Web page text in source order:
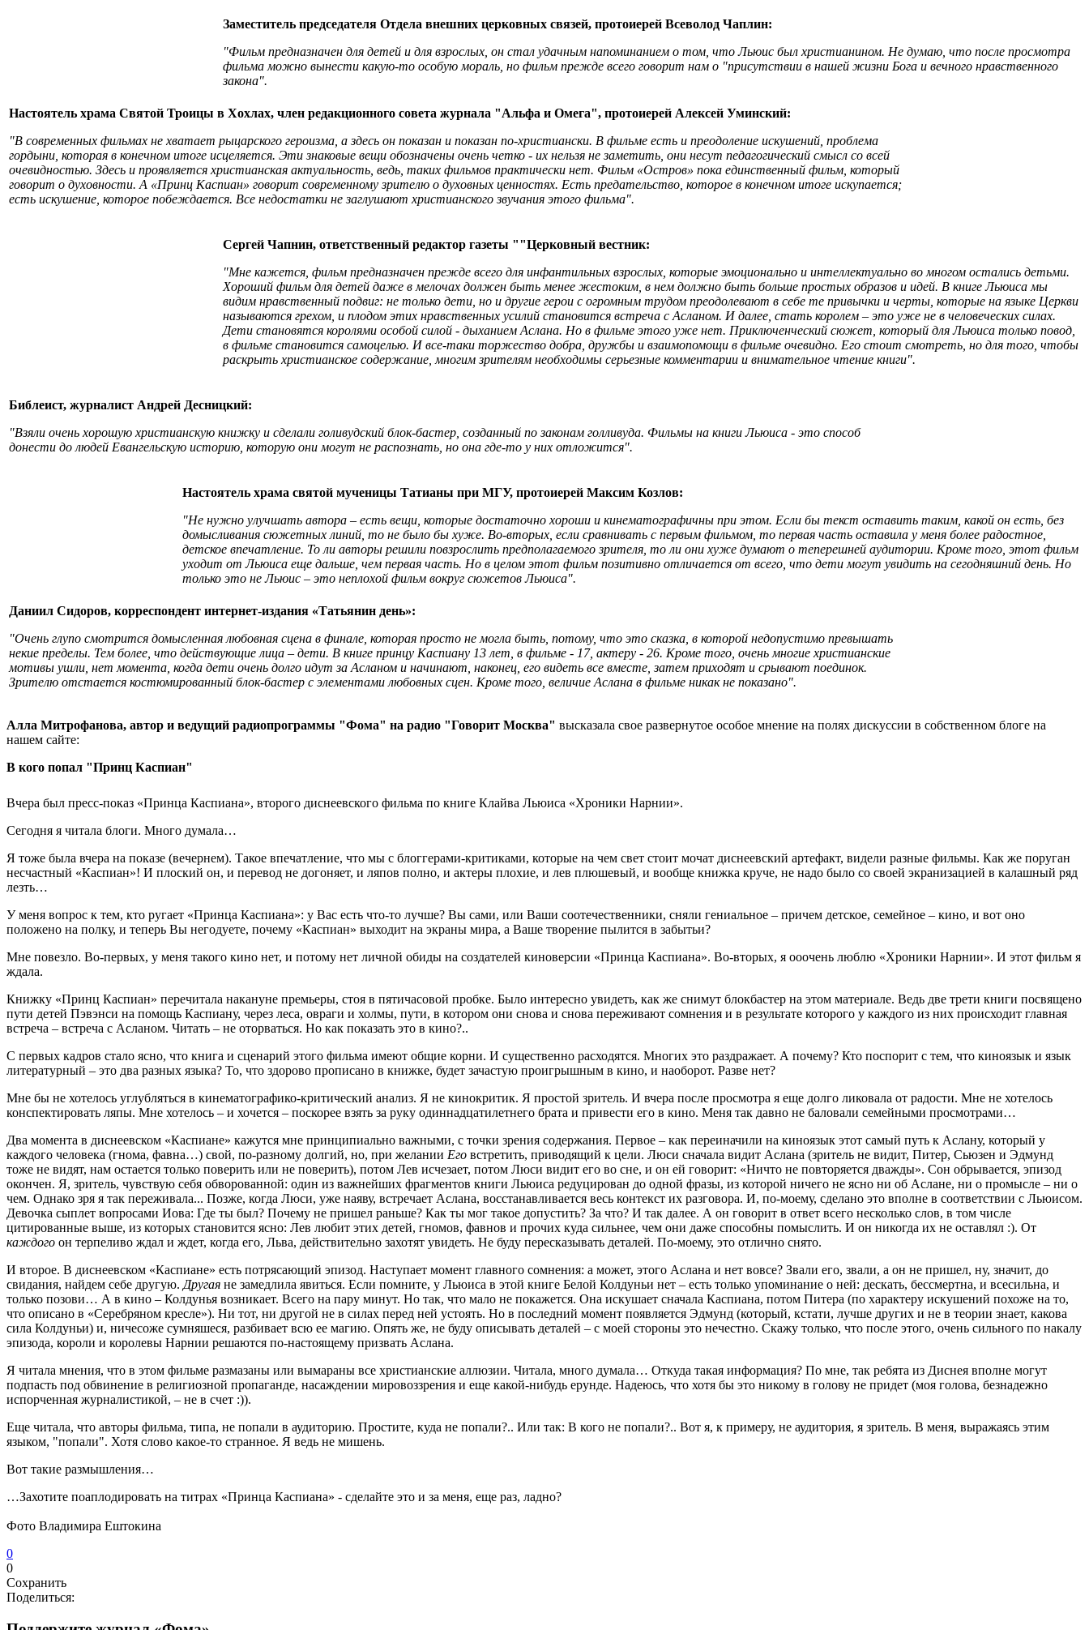
Заместитель председателя Отдела внешних церковных связей, протоиерей Всеволод Чаплин:
"Фильм предназначен для детей и для взрослых, он стал удачным напоминанием о том, что Льюис был христианином. Не думаю, что после просмотра
фильма можно вынести какую-то особую мораль, но фильм прежде всего говорит нам о "присутствии в нашей жизни Бога и вечного нравственного
закона".
Настоятель храма Святой Троицы в Хохлах, член редакционного совета журнала "Альфа и Омега", протоиерей Алексей Уминский:
"В современных фильмах не хватает рыцарского героизма, а здесь он показан и показан по-христиански. В фильме есть и преодоление искушений, проблема
гордыни, которая в конечном итоге исцеляется. Эти знаковые вещи обозначены очень четко - их нельзя не заметить, они несут педагогический смысл со всей
очевидностью. Здесь и проявляется христианская актуальность, ведь, таких фильмов практически нет. Фильм «Остров» пока единственный фильм, который
говорит о духовности. А «Принц Каспиан» говорит современному зрителю о духовных ценностях. Есть предательство, которое в конечном итоге искупается;
есть искушение, которое побеждается. Все недостатки не заглушают христианского звучания этого фильма".
Сергей Чапнин, ответственный редактор газеты ""Церковный вестник:
"Мне кажется, фильм предназначен прежде всего для инфантильных взрослых, которые эмоционально и интеллектуально во многом остались детьми.
Хороший фильм для детей даже в мелочах должен быть менее жестоким, в нем должно быть больше простых образов и идей. В книге Льюиса мы
видим нравственный подвиг: не только дети, но и другие герои с огромным трудом преодолевают в себе те привычки и черты, которые на языке Церкви
называются грехом, и плодом этих нравственных усилий становится встреча с Асланом. И далее, стать королем – это уже не в человеческих силах.
Дети становятся королями особой силой - дыханием Аслана. Но в фильме этого уже нет. Приключенческий сюжет, который для Льюиса только повод,
в фильме становится самоцелью. И все-таки торжество добра, дружбы и взаимопомощи в фильме очевидно. Его стоит смотреть, но для того, чтобы
раскрыть христианское содержание, многим зрителям необходимы серьезные комментарии и внимательное чтение книги".
Библеист, журналист Андрей Десницкий:
"Взяли очень хорошую христианскую книжку и сделали голивудский блок-бастер, созданный по законам голливуда. Фильмы на книги Льюиса - это способ
донести до людей Евангельскую историю, которую они могут не распознать, но она где-то у них отложится".
Настоятель храма святой мученицы Татианы при МГУ, протоиерей Максим Козлов:
"Не нужно улучшать автора – есть вещи, которые достаточно хороши и кинематографичны при этом. Если бы текст оставить таким, какой он есть, без
домысливания сюжетных линий, то не было бы хуже. Во-вторых, если сравнивать с первым фильмом, то первая часть оставила у меня более радостное,
детское впечатление. То ли авторы решили повзрослить предполагаемого зрителя, то ли они хуже думают о теперешней аудитории. Кроме того, этот фильм
уходит от Льюиса еще дальше, чем первая часть. Но в целом этот фильм позитивно отличается от всего, что дети могут увидить на сегодняшний день. Но
только это не Льюис – это неплохой фильм вокруг сюжетов Льюиса".
Даниил Сидоров, корреспондент интернет-издания «Татьянин день»:
"Очень глупо смотрится домысленная любовная сцена в финале, которая просто не могла быть, потому, что это сказка, в которой недопустимо превышать
некие пределы. Тем более, что действующие лица – дети. В книге принцу Каспиану 13 лет, в фильме - 17, актеру - 26. Кроме того, очень многие христианские
мотивы ушли, нет момента, когда дети очень долго идут за Асланом и начинают, наконец, его видеть все вместе, затем приходят и срывают поединок.
Зрителю отстается костюмированный блок-бастер с элементами любовных сцен. Кроме того, величие Аслана в фильме никак не показано".
Алла Митрофанова, автор и ведущий радиопрограммы "Фома" на радио "Говорит Москва" высказала свое развернутое особое мнение на полях дискуссии в собственном блоге на
нашем сайте:
В кого попал "Принц Каспиан"
Вчера был пресс-показ «Принца Каспиана», второго диснеевского фильма по книге Клайва Льюиса «Хроники Нарнии».
Сегодня я читала блоги. Много думала…
Я тоже была вчера на показе (вечернем). Такое впечатление, что мы с блоггерами-критиками, которые на чем свет стоит мочат диснеевский артефакт, видели разные фильмы. Как же поруган
несчастный «Каспиан»! И плоский он, и перевод не догоняет, и ляпов полно, и актеры плохие, и лев плюшевый, и вообще книжка круче, не надо было со своей экранизацией в калашный ряд
лезть…
У меня вопрос к тем, кто ругает «Принца Каспиана»: у Вас есть что-то лучше? Вы сами, или Ваши соотечественники, сняли гениальное – причем детское, семейное – кино, и вот оно
положено на полку, и теперь Вы негодуете, почему «Каспиан» выходит на экраны мира, а Ваше творение пылится в забытьи?
Мне повезло. Во-первых, у меня такого кино нет, и потому нет личной обиды на создателей киноверсии «Принца Каспиана». Во-вторых, я ооочень люблю «Хроники Нарнии». И этот фильм я
ждала.
Книжку «Принц Каспиан» перечитала накануне премьеры, стоя в пятичасовой пробке. Было интересно увидеть, как же снимут блокбастер на этом материале. Ведь две трети книги посвящено
пути детей Пэвэнси на помощь Каспиану, через леса, овраги и холмы, пути, в котором они снова и снова переживают сомнения и в результате которого у каждого из них происходит главная
встреча – встреча с Асланом. Читать – не оторваться. Но как показать это в кино?..
С первых кадров стало ясно, что книга и сценарий этого фильма имеют общие корни. И существенно расходятся. Многих это раздражает. А почему? Кто поспорит с тем, что киноязык и язык
литературный – это два разных языка? То, что здорово прописано в книжке, будет зачастую проигрышным в кино, и наоборот. Разве нет?
Мне бы не хотелось углубляться в кинематографико-критический анализ. Я не кинокритик. Я простой зритель. И вчера после просмотра я еще долго ликовала от радости. Мне не хотелось
конспектировать ляпы. Мне хотелось – и хочется – поскорее взять за руку одиннадцатилетнего брата и привести его в кино. Меня так давно не баловали семейными просмотрами…
Два момента в диснеевском «Каспиане» кажутся мне принципиально важными, с точки зрения содержания. Первое – как переиначили на киноязык этот самый путь к Аслану, который у
каждого человека (гнома, фавна…) свой, по-разному долгий, но, при желании Его встретить, приводящий к цели. Люси сначала видит Аслана (зритель не видит, Питер, Сьюзен и Эдмунд
тоже не видят, нам остается только поверить или не поверить), потом Лев исчезает, потом Люси видит его во сне, и он ей говорит: «Ничто не повторяется дважды». Сон обрывается, эпизод
окончен. Я, зритель, чувствую себя обворованной: один из важнейших фрагментов книги Льюиса редуцирован до одной фразы, из которой ничего не ясно ни об Аслане, ни о промысле – ни о
чем. Однако зря я так переживала... Позже, когда Люси, уже наяву, встречает Аслана, восстанавливается весь контекст их разговора. И, по-моему, сделано это вполне в соответствии с Льюисом.
Девочка сыплет вопросами Иова: Где ты был? Почему не пришел раньше? Как ты мог такое допустить? За что? И так далее. А он говорит в ответ всего несколько слов, в том числе
цитированные выше, из которых становится ясно: Лев любит этих детей, гномов, фавнов и прочих куда сильнее, чем они даже способны помыслить. И он никогда их не оставлял :). От
каждого он терпеливо ждал и ждет, когда его, Льва, действительно захотят увидеть. Не буду пересказывать деталей. По-моему, это отлично снято.
И второе. В диснеевском «Каспиане» есть потрясающий эпизод. Наступает момент главного сомнения: а может, этого Аслана и нет вовсе? Звали его, звали, а он не пришел, ну, значит, до
свидания, найдем себе другую. Другая не замедлила явиться. Если помните, у Льюиса в этой книге Белой Колдуньи нет – есть только упоминание о ней: дескать, бессмертна, и всесильна, и
только позови… А в кино – Колдунья возникает. Всего на пару минут. Но так, что мало не покажется. Она искушает сначала Каспиана, потом Питера (по характеру искушений похоже на то,
что описано в «Серебряном кресле»). Ни тот, ни другой не в силах перед ней устоять. Но в последний момент появляется Эдмунд (который, кстати, лучше других и не в теории знает, какова
сила Колдуньи) и, ничесоже сумняшеся, разбивает всю ее магию. Опять же, не буду описывать деталей – с моей стороны это нечестно. Скажу только, что после этого, очень сильного по накалу
эпизода, короли и королевы Нарнии решаются по-настоящему призвать Аслана.
Я читала мнения, что в этом фильме размазаны или вымараны все христианские аллюзии. Читала, много думала… Откуда такая информация? По мне, так ребята из Диснея вполне могут
подпасть под обвинение в религиозной пропаганде, насаждении мировоззрения и еще какой-нибудь ерунде. Надеюсь, что хотя бы это никому в голову не придет (моя голова, безнадежно
испорченная журналистикой, – не в счет :)).
Еще читала, что авторы фильма, типа, не попали в аудиторию. Простите, куда не попали?.. Или так: В кого не попали?.. Вот я, к примеру, не аудитория, я зритель. В меня, выражаясь этим
языком, "попали". Хотя слово какое-то странное. Я ведь не мишень.
Вот такие размышления…
…Захотите поаплодировать на титрах «Принца Каспиана» - сделайте это и за меня, еще раз, ладно?
Фото Владимира Ештокина
0
0
Сохранить
Поделиться: